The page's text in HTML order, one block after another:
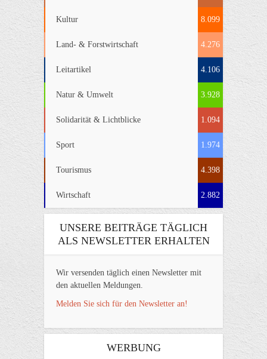
Kultur 8.099
Land- & Forstwirtschaft 4.276
Leitartikel 4.106
Natur & Umwelt 3.928
Solidarität & Lichtblicke 1.094
Sport 1.974
Tourismus 4.398
Wirtschaft 2.882
UNSERE BEITRÄGE TÄGLICH
ALS NEWSLETTER ERHALTEN
Wir versenden täglich einen Newsletter mit
den aktuellen Meldungen.
Melden Sie sich für den Newsletter an!
WERBUNG